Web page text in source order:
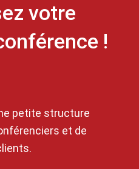
votre
!
petite structure
et de